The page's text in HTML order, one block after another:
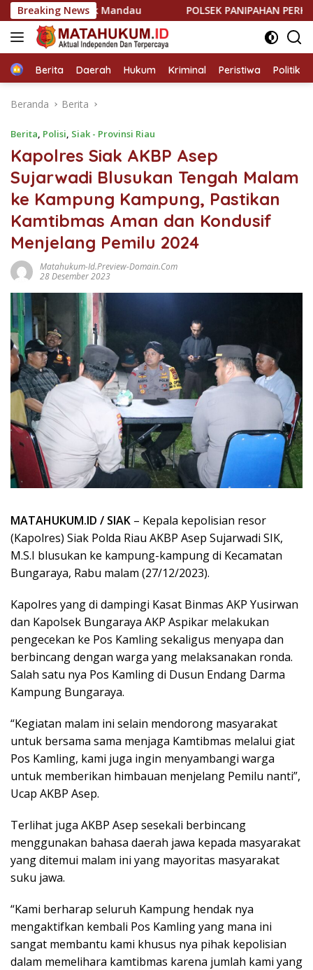
Langsung
ke
konten
Breaking News
Polsek Mandau POLSEK PANIPAHAN PERKETAT
HomeBerita Daerah Hukum Kriminal Peristiwa Politik
Beranda Berita
Berita, Polisi, Siak - Provinsi Riau
Kapolres Siak AKBP Asep
Sujarwadi Blusukan Tengah Malam
ke Kampung Kampung, Pastikan
Kamtibmas Aman dan Kondusif
Menjelang Pemilu 2024
Matahukum-Id.preview-Domain.com
28 Desember 2023
MATAHUKUM.ID / SIAK – Kepala kepolisian resor
(Kapolres) Siak Polda Riau AKBP Asep Sujarwadi SIK,
M.S.I blusukan ke kampung-kampung di Kecamatan
Bungaraya, Rabu malam (27/12/2023).
Kapolres yang di dampingi Kasat Binmas AKP Yusirwan
dan Kapolsek Bungaraya AKP Aspikar melakukan
pengecekan ke Pos Kamling sekaligus menyapa dan
berbincang dengan warga yang melaksanakan ronda.
Salah satu nya Pos Kamling di Dusun Endang Darma
Kampung Bungaraya.
“Kegiatan malam ini selain mendorong masyarakat
untuk bersama sama menjaga Kamtibmas melalui giat
Pos Kamling, kami juga ingin menyambangi warga
untuk memberikan himbauan menjelang Pemilu nanti”,
Ucap AKBP Asep.
Terlihat juga AKBP Asep sesekali berbincang
menggunakan bahasa daerah jawa kepada masyarakat
yang ditemui malam ini yang mayoritas masyarakat
suku jawa.
“Kami berharap seluruh Kampung hendak nya
mengaktifkan kembali Pos Kamling yang mana ini
sangat membantu kami khusus nya pihak kepolisian
dalam memelihara kamtibmas karena jumlah kami yang